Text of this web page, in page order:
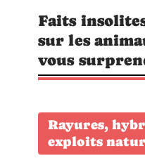
Faits
sur les
vous
Rayures,
exploits